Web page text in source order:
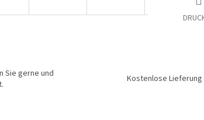
T
Sie gerne und
Kostenlose Lieferung